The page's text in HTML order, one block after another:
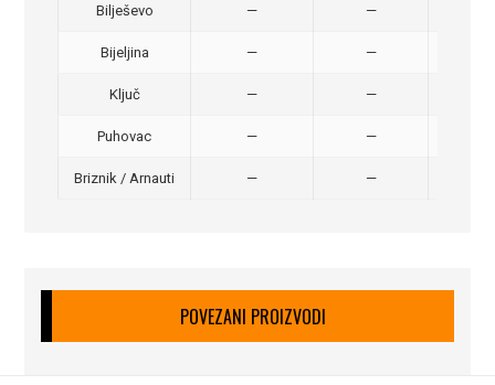
Bilješevo — —
Bijeljina — —
Ključ — —
Puhovac — —
Briznik / Arnauti — —
POVEZANI PROIZVODI